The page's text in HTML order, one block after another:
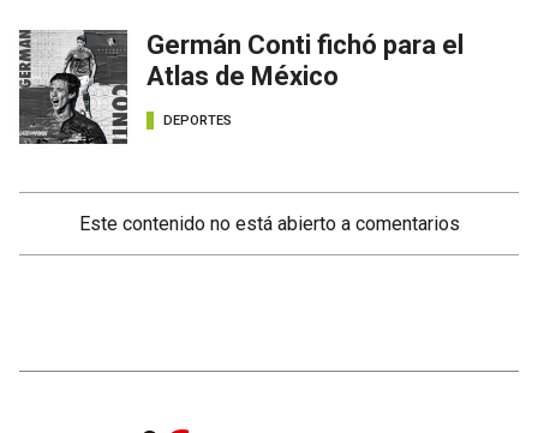
Germán Conti fichó para el
Atlas de México
DEPORTES
Este contenido no está abierto a comentarios